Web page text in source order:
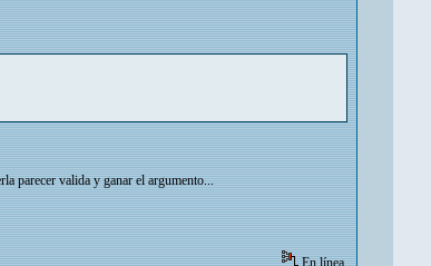
parecer valida y ganar el argumento...